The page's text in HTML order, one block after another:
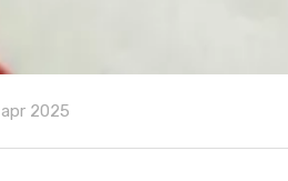
2025